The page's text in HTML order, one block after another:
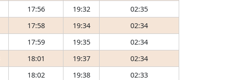
17:56 19:32
02:35
17:58 19:34
02:34
17:59 19:35
02:34
18:01 19:37
02:34
18:02 19:38
02:33